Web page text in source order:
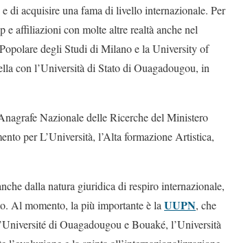
di acquisire una fama di livello internazionale. Per
e affiliazioni con molte altre realtà anche nel
degli Studi di Milano e la University of
con l’Università di Stato di Ouagadougou, in
Nazionale delle Ricerche del Ministero
per L’Università, l’Alta formazione Artistica,
dalla natura giuridica di respiro internazionale,
Al momento, la più importante è la UUPN, che
di Ouagadougou e Bouaké, l’Università